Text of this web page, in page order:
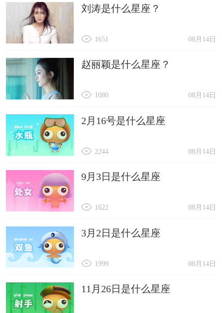
刘涛是什么星座？
08月14日
1651
赵丽颖是什么星座？
08月14日
1080
2月16号是什么星座
08月14日
2244
9月3日是什么星座
08月14日
1622
3月2日是什么星座
08月14日
1999
11月26日是什么星座